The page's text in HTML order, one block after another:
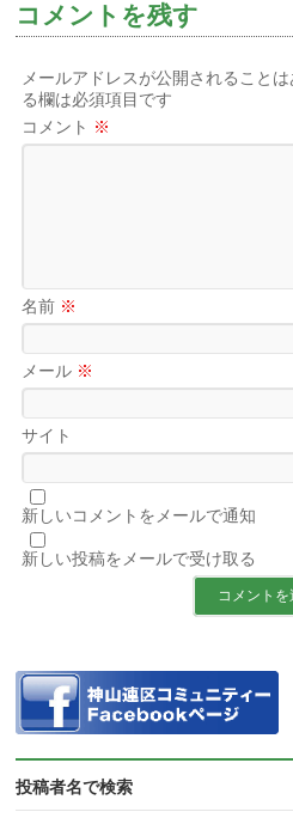
コメントを残す
メールアドレスが公開されることは
る欄は必須項目です
コメント ※
名前 ※
メール ※
サイト
新しいコメントをメールで通知
新しい投稿をメールで受け取る
投稿者名で検索